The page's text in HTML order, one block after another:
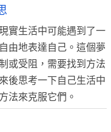
實生活中可能遇到了一
由地表達自己。這個夢
或受阻，需要找到方法
後思考一下自己生活中
法來克服它們。